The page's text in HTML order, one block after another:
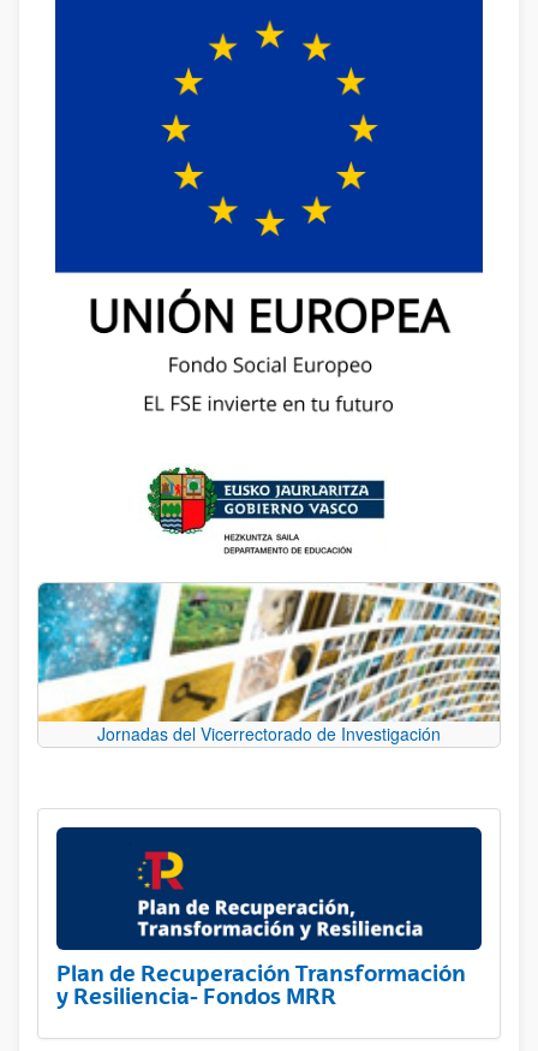
Jornadas del Vicerrectorado de Investigación
Plan de Recuperación Transformación
y Resiliencia- Fondos MRR